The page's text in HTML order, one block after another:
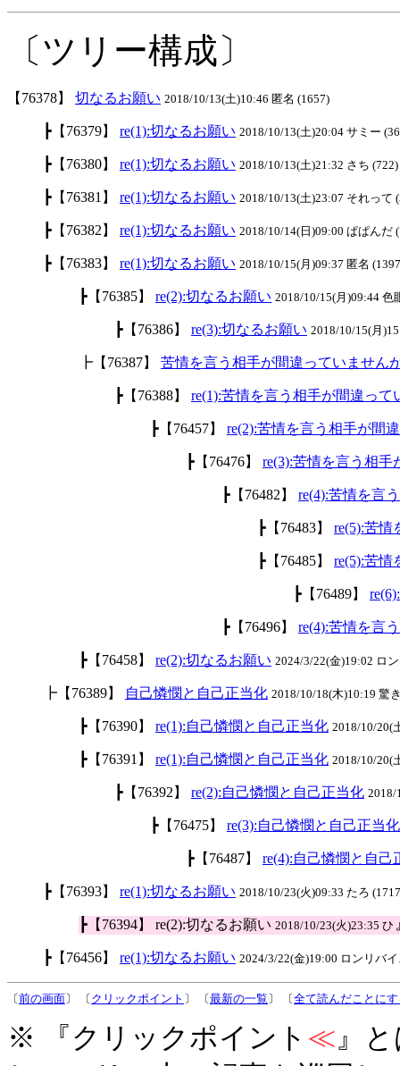
〔ツリー構成〕
【76378】 切なるお願い 2018/10/13(土)10:46 匿名 (1657)
┣【76379】 re(1):切なるお願い 2018/10/13(土)20:04 サミー
┣【76380】 re(1):切なるお願い 2018/10/13(土)21:32 さち (722)
┣【76381】 re(1):切なるお願い 2018/10/13(土)23:07 それって
┣【76382】 re(1):切なるお願い 2018/10/14(日)09:00 ぱぱんだ
┣【76383】 re(1):切なるお願い 2018/10/15(月)09:37 匿名
┣【76385】 re(2):切なるお願い 2018/10/15(月)09:44 色
┣【76386】 re(3):切なるお願い 2018/10/15(月
┣【76387】 苦情を言う相手が間違っていません
┣【76388】 re(1):苦情を言う相手が間違って
┣【76457】 re(2):苦情を言う相手が間
┣【76476】 re(3):苦情を言う相
┣【76482】 re(4):苦情を言
┣【76483】 re(5):苦情
┣【76485】 re(5):苦情
┣【76489】
┣【76496】 re(4):苦情を言
┣【76458】 re(2):切なるお願い 2024/3/22(金)19:02 ロ
┣【76389】 自己憐憫と自己正当化 2018/10/18(木)10:19 驚
┣【76390】 re(1):自己憐憫と自己正当化 2018/10/20(
┣【76391】 re(1):自己憐憫と自己正当化 2018/10/20(
┣【76392】 re(2):自己憐憫と自己正当化 2018/
┣【76475】 re(3):自己憐憫と自己正当化
┣【76487】 re(4):自己憐憫と自己
┣【76393】 re(1):切なるお願い 2018/10/23(火)09:33 たろ
┣【76394】 re(2):切なるお願い 2018/10/23(火)23:35 ひ
┣【76456】 re(1):切なるお願い 2024/3/22(金)19:00 ロンリバ
〔前の画面〕 〔 クリックポイント 〕 〔最新の一覧 〕 〔全て読んだことに
※ 『クリックポイント ≪』